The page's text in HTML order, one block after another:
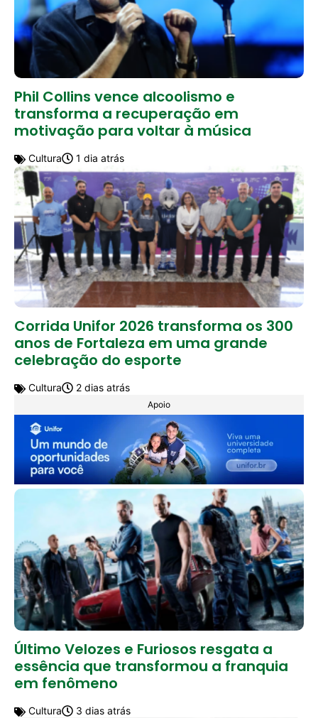
Phil Collins vence alcoolismo e
transforma a recuperação em
motivação para voltar à música
Cultura 1 dia atrás
Corrida Unifor 2026 transforma os 300
anos de Fortaleza em uma grande
celebração do esporte
Cultura 2 dias atrás
Apoio
Último Velozes e Furiosos resgata a
essência que transformou a franquia
em fenômeno
Cultura 3 dias atrás